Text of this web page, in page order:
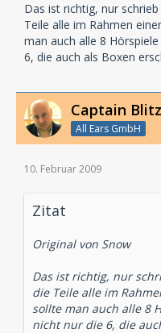
Das ist richtig, nur
Teile alle im Rahmen
man auch alle 8
6, die auch als Boxen
Captain Blitz
All Ears GmbH
10. Februar 2009
Zitat
Original von Snow
Das ist richtig, nur
die Teile alle im
sollte man auch alle 8
nicht nur die 6, die